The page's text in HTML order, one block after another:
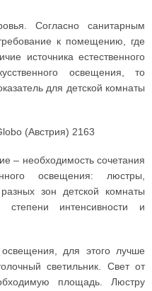
Согласно санитарным
к помещению, где
источника естественного
освещения, то
для детской комнаты
– необходимость сочетания
освещения: люстры,
зон детской комнаты
степени интенсивности и
для этого лучше
светильник. Свет от
площадь. Люстру